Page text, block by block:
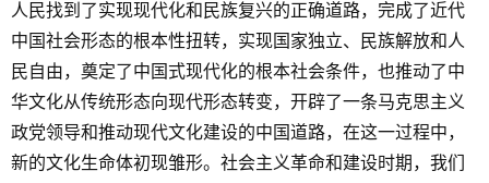
人民找到了实现现代化和民族复兴的正确道路，完成了近代
中国社会形态的根本性扭转，实现国家独立、民族解放和人
民自由，奠定了中国式现代化的根本社会条件，也推动了中
华文化从传统形态向现代形态转变，开辟了一条马克思主义
政党领导和推动现代文化建设的中国道路，在这一过程中，
新的文化生命体初现雏形。社会主义革命和建设时期，我们